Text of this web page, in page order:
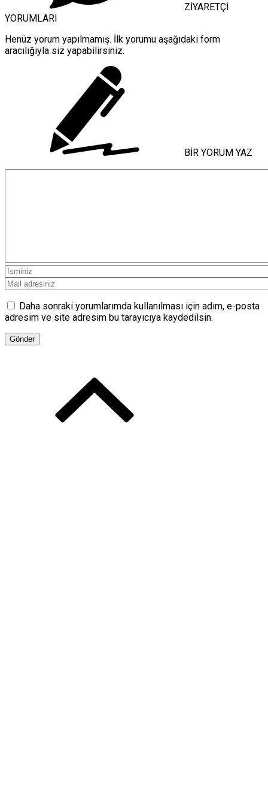
ZİYARETÇİ
YORUMLARI
Henüz yorum yapılmamış. İlk yorumu aşağıdaki form
aracılığıyla siz yapabilirsiniz.
BİR YORUM YAZ
Daha sonraki yorumlarımda kullanılması için adım, e-posta
adresim ve site adresim bu tarayıcıya kaydedilsin.